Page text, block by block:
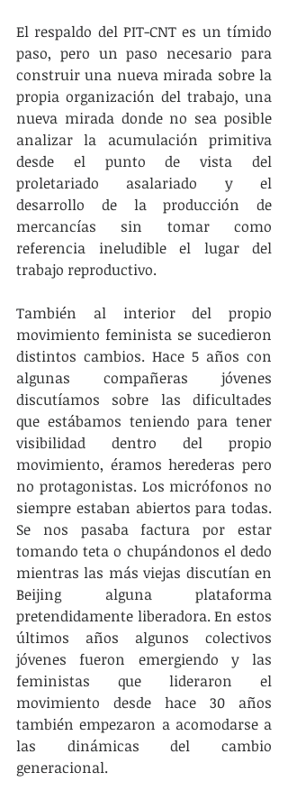
El respaldo del PIT-CNT es un tímido
paso, pero un paso necesario para
construir una nueva mirada sobre la
propia organización del trabajo, una
nueva mirada donde no sea posible
analizar la acumulación primitiva
desde el punto de vista del
proletariado asalariado y el
desarrollo de la producción de
mercancías sin tomar como
referencia ineludible el lugar del
trabajo reproductivo.
También al interior del propio
movimiento feminista se sucedieron
distintos cambios. Hace 5 años con
algunas compañeras jóvenes
discutíamos sobre las dificultades
que estábamos teniendo para tener
visibilidad dentro del propio
movimiento, éramos herederas pero
no protagonistas. Los micrófonos no
siempre estaban abiertos para todas.
Se nos pasaba factura por estar
tomando teta o chupándonos el dedo
mientras las más viejas discutían en
Beijing alguna plataforma
pretendidamente liberadora. En estos
últimos años algunos colectivos
jóvenes fueron emergiendo y las
feministas que lideraron el
movimiento desde hace 30 años
también empezaron a acomodarse a
las dinámicas del cambio
generacional.